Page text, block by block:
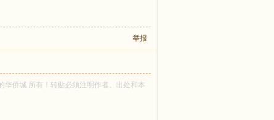
举报
侨城 所有！转贴必须注明作者、出处和本